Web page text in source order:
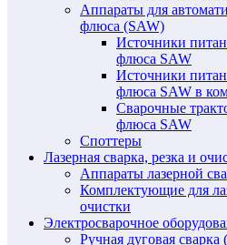
Аппараты для
флюса (SAW)
Источники
флюса SAW
Источники
флюса SAW в
Сварочные
флюса SAW
Споттеры
Лазерная сварка, резка и
Аппараты лазерной
Комплектующие для
очистки
Электросварочное
Ручная дуговая